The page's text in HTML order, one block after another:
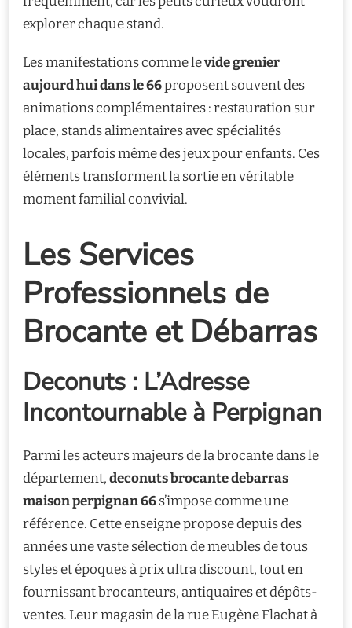
explorer chaque stand.
Les manifestations comme levide grenier
aujourd hui dans le 66proposent souvent des
animations complémentaires : restauration sur
place, stands alimentaires avec spécialités
locales, parfois même des jeux pour enfants. Ces
éléments transforment la sortie en véritable
moment familial convivial.
Les Services
Professionnels de
Brocante et Débarras
Deconuts : L’Adresse
Incontournable à Perpignan
Parmi les acteurs majeurs de la brocante dans le
département,deconuts brocante debarras
maison perpignan 66s’impose comme une
référence. Cette enseigne propose depuis des
années une vaste sélection de meubles de tous
styles et époques à prix ultra discount, tout en
fournissant brocanteurs, antiquaires et dépôts-
ventes. Leur magasin de la rue Eugène Flachat à